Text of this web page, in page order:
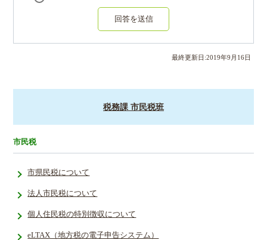
回答を送信
最終更新日:2019年9 月 16日
税務課 市民税班
市民税
市県民税について
法人市民税について
個人住民税の特別徴収について
eLTAX（地方税の電子申告システム）